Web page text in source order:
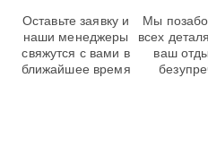
Оставьте заявку и
наши менеджеры
свяжутся с вами в
ближайшее время
Мы
всех
ваш